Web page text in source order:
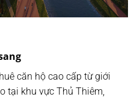
căn hộ cao cấp từ giới
tại khu vực Thủ Thiêm,